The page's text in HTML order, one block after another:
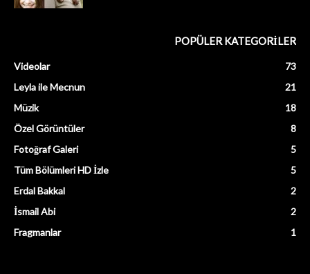
POPÜLER KATEGORİLER
Videolar
73
Leyla ile Mecnun
21
Müzik
18
Özel Görüntüler
8
Fotoğraf Galeri
5
Tüm Bölümleri HD İzle
5
Erdal Bakkal
2
İsmail Abi
2
Fragmanlar
1